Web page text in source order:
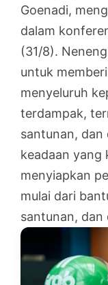
Goenadi,
dalam
(31/8).
untuk
menyeluruh
terdampak,
santunan, dan
keadaan yang
menyiapkan
mulai dari
santunan, dan